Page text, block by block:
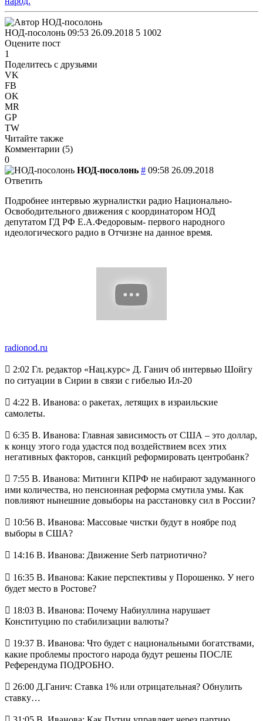
НОД-посолонь 09:53 26.09.2018 5 1002
Оцените пост
1
Поделитесь с друзьями
VK
FB
OK
MR
GP
TW
Читайте также
Комментарии (5)
0
НОД-посолонь # 09:58 26.09.2018
Ответить
Подробнее интервью журналистки радио Национально-
Освободительного движения с координатором НОД
депутатом ГД РФ Е.А.Федоровым- первого народного
идеологического радио в Отчизне на данное время.
radionod.ru
 2:02 Гл. редактор «Нац.курс» Д. Ганич об интервью Шойгу
по ситуации в Сирии в связи с гибелью Ил-20
 4:22 В. Иванова: о ракетах, летящих в израильские
самолеты.
 6:35 В. Иванова: Главная зависимость от США – это доллар,
к концу этого года удастся под воздействием всех этих
негативных факторов, санкций реформировать центробанк?
 7:55 В. Иванова: Митинги КПРФ не набирают задуманного
ими количества, но пенсионная реформа смутила умы. Как
повлияют нынешние довыборы на расстановку сил в России?
 10:56 В. Иванова: Массовые чистки будут в ноябре под
выборы в США?
 14:16 В. Иванова: Движение Serb патриотично?
 16:35 В. Иванова: Какие перспективы у Порошенко. У него
будет место в Ростове?
 18:03 В. Иванова: Почему Набиуллина нарушает
Конституцию по стабилизации валюты?
 19:37 В. Иванова: Что будет с национальными богатствами,
какие проблемы простого народа будут решены ПОСЛЕ
Референдума ПОДРОБНО.
 26:00 Д.Ганич: Ставка 1% или отрицательная? Обнулить
ставку…